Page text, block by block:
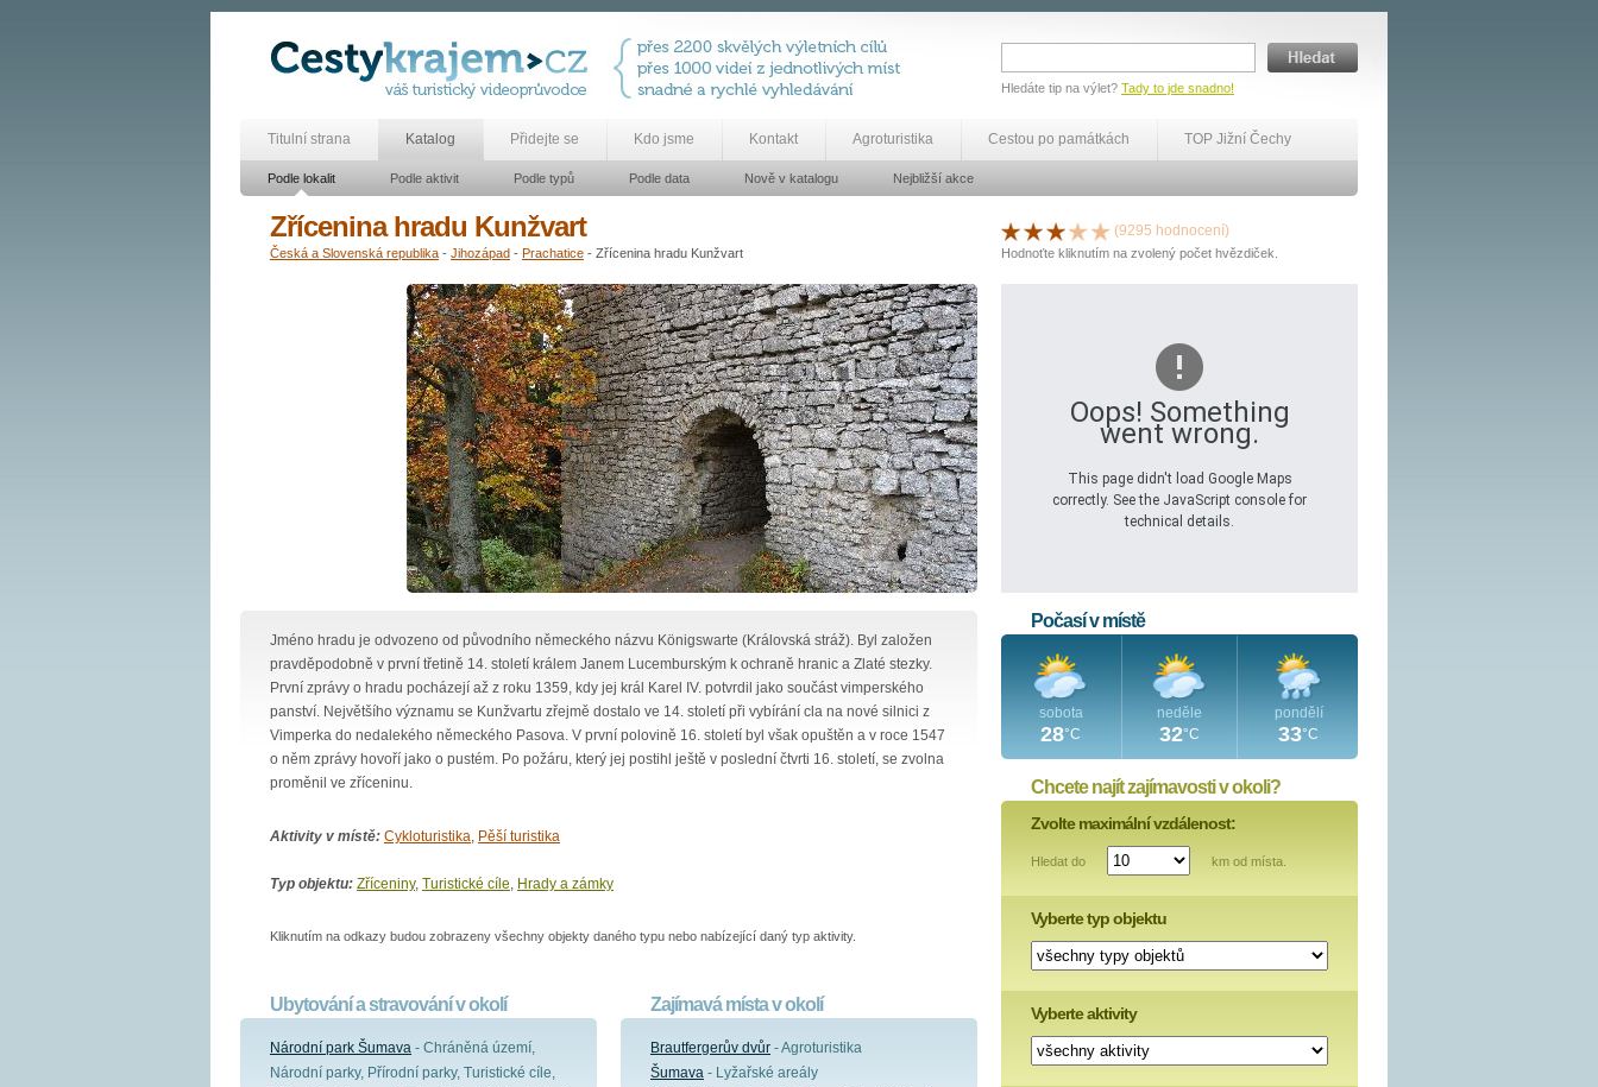
Hledáte tip na výlet? Tady to jde snadno!
Titulní strana Katalog Přidejte se Kdo jsme Kontakt Agroturistika Cestou po památkách TOP Jižní Čechy
Podle lokalit Podle aktivit Podle typů Podle data Nově v katalogu Nejbližší akce
Zřícenina hradu Kunžvart
Česká a Slovenská republika - Jihozápad - Prachatice - Zřícenina hradu Kunžvart
Jméno hradu je odvozeno od původního německého názvu Königswarte (Královská stráž). Byl založen
pravděpodobně v první třetině 14. století králem Janem Lucemburským k ochraně hranic a Zlaté stezky.
První zprávy o hradu pocházejí až z roku 1359, kdy jej král Karel IV. potvrdil jako součást vimperského
panství. Největšího významu se Kunžvartu zřejmě dostalo ve 14. století při vybírání cla na nové silnici z
Vimperka do nedalekého německého Pasova. V první polovině 16. století byl však opuštěn a v roce 1547
o něm zprávy hovoří jako o pustém. Po požáru, který jej postihl ještě v poslední čtvrti 16. století, se zvolna
proměnil ve zříceninu.
Aktivity v místě: Cykloturistika, Pěší turistika
Typ objektu: Zříceniny, Turistické cíle, Hrady a zámky
Kliknutím na odkazy budou zobrazeny všechny objekty daného typu nebo nabízející daný typ aktivity.
Ubytování a stravování v okolí
Národní park Šumava - Chráněná území,
Národní parky, Přírodní parky, Turistické cíle,
Zajímavá místa v okolí
Brautfergerův dvůr - Agroturistika
Šumava - Lyžařské areály
(9295 hodnocení)
Hodnoťte kliknutím na zvolený počet hvězdiček.
Oops! Something
went wrong.
This page didn't load Google Maps
correctly. See the JavaScript console for
technical details.
Počasí v místě
sobota
28°C
neděle
32°C
pondělí
33°C
Chcete najít zajímavosti v okoli?
Zvolte maximální vzdálenost:
Hledat do km od místa.
Vyberte typ objektu
Vyberte aktivity